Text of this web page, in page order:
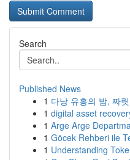
Search
Published News
1 다낭 유흥의 밤, 짜
1 digital asset
1 Arge Arge
1 Göcek Rehberi ile
1 Understanding